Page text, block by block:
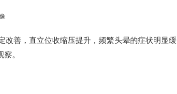
善，直立位收缩压提升，频繁头晕的症状明显缓解
。